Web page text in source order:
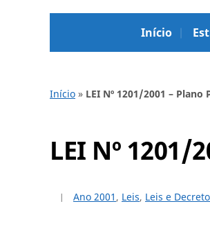
Início
Início » LEI Nº 1201/2001 –
LEI Nº
Ano 2001 , Leis, Leis e